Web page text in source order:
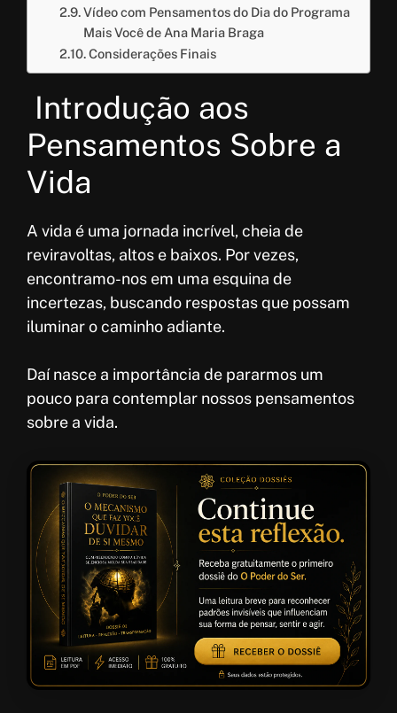
Vídeo com Pensamentos do Dia do Programa
Mais Você de Ana Maria Braga
Considerações Finais
Introdução aos
Pensamentos Sobre a
Vida
A vida é uma jornada incrível, cheia de
reviravoltas, altos e baixos. Por vezes,
encontramo-nos em uma esquina de
incertezas, buscando respostas que possam
iluminar o caminho adiante.
Daí nasce a importância de pararmos um
pouco para contemplar nossos pensamentos
sobre a vida.